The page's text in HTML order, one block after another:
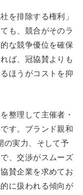
を排除する権利」
も、競合がそのラ
な競争優位を確保
ば、冠協賛よりも
ほうがコストを抑
整理して主催者・
す。ブランド親和
の実力、そして予
、交渉がスムーズ
賛企業を求めてお
に扱われる傾向が